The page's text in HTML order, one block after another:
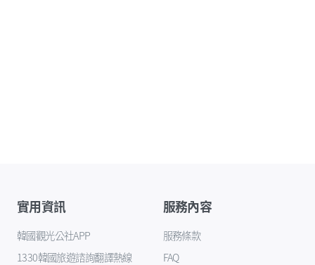
實用資訊
韓國觀光公社APP
1330韓國旅遊諮詢翻譯熱線
服務內容
服務條款
FAQ